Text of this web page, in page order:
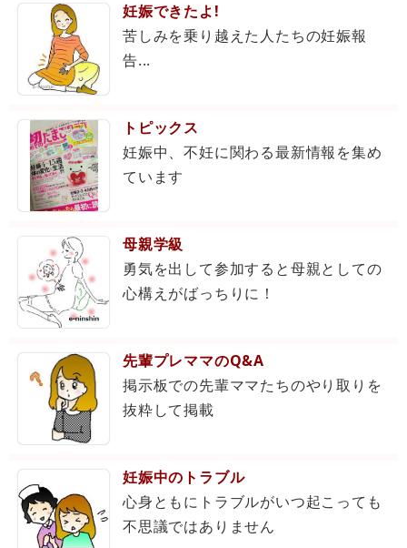
妊娠できたよ!
苦しみを乗り越えた人たちの妊娠報
告...
トピックス
妊娠中、不妊に関わる最新情報を集め
ています
母親学級
勇気を出して参加すると母親としての
心構えがばっちりに！
先輩プレママのQ&A
掲示板での先輩ママたちのやり取りを
抜粋して掲載
妊娠中のトラブル
心身ともにトラブルがいつ起こっても
不思議ではありません